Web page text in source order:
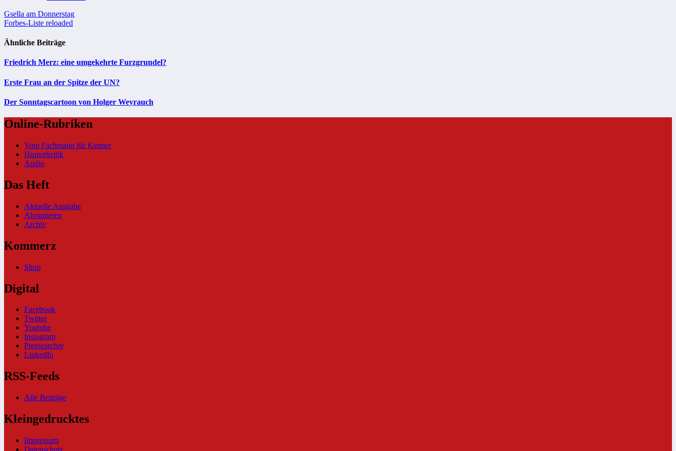
Beitragsnavigation
Gsella am Donnerstag
Forbes-Liste reloaded
Ähnliche Beiträge
Friedrich Merz: eine umgekehrte Furzgrundel?
Erste Frau an der Spitze der UN?
Der Sonntagscartoon von Holger Weyrauch
Online-Rubriken
Vom Fachmann für Kenner
Humorkritik
Audio
Das Heft
Aktuelle Ausgabe
Abonnieren
Archiv
Kommerz
Shop
Digital
Facebook
Twitter
Youtube
Instagram
Pressearchiv
LinkedIn
RSS-Feeds
Alle Beiträge
Kleingedrucktes
Impressum
Datenschutz